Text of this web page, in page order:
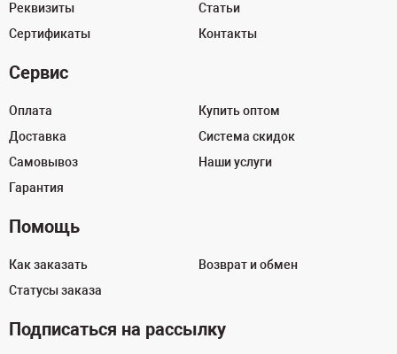
Реквизиты
Сертификаты
Статьи
Контакты
Сервис
Оплата
Доставка
Самовывоз
Гарантия
Купить оптом
Система скидок
Наши услуги
Помощь
Как заказать
Статусы заказа
Возврат и обмен
Подписаться на рассылку